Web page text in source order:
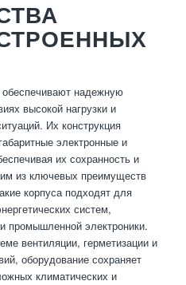
надежную
высокой нагрузки и
Их конструкция
электронные и
их сохранность и
из ключевых преимуществ
корпуса подходят для
систем,
промышленной электроники.
вентиляции, герметизации и
оборудование сохраняет
климатических и